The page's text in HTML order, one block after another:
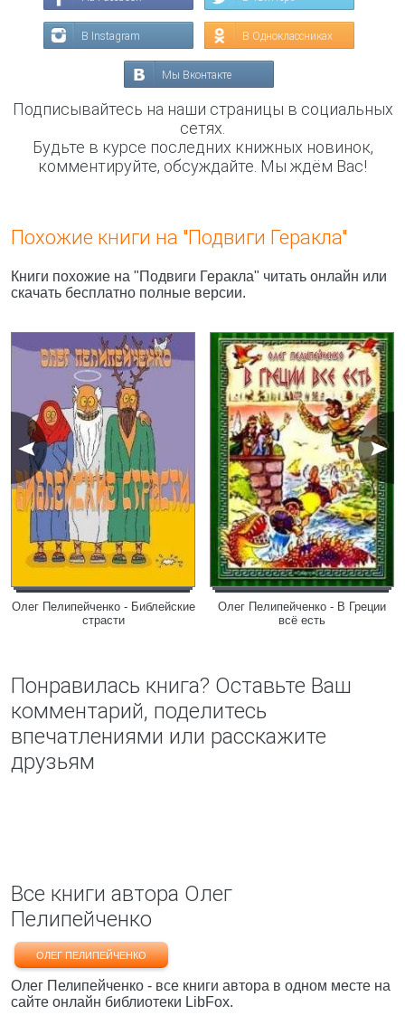
В Instagram В Одноклассниках
Мы Вконтакте
Подписывайтесь на наши страницы в социальных
сетях.
Будьте в курсе последних книжных новинок,
комментируйте, обсуждайте. Мы ждём Вас!
Похожие книги на "Подвиги Геракла"
Книги похожие на "Подвиги Геракла" читать онлайн или
скачать бесплатно полные версии.
Олег Пелипейченко - Библейские
страсти
Олег Пелипейченко - В Греции
всё есть
Понравилась книга? Оставьте Ваш
комментарий, поделитесь
впечатлениями или расскажите
друзьям
Все книги автора Олег
Пелипейченко
ОЛЕГ ПЕЛИПЕЙЧЕНКО
Олег Пелипейченко - все книги автора в одном месте на
сайте онлайн библиотеки LibFox.